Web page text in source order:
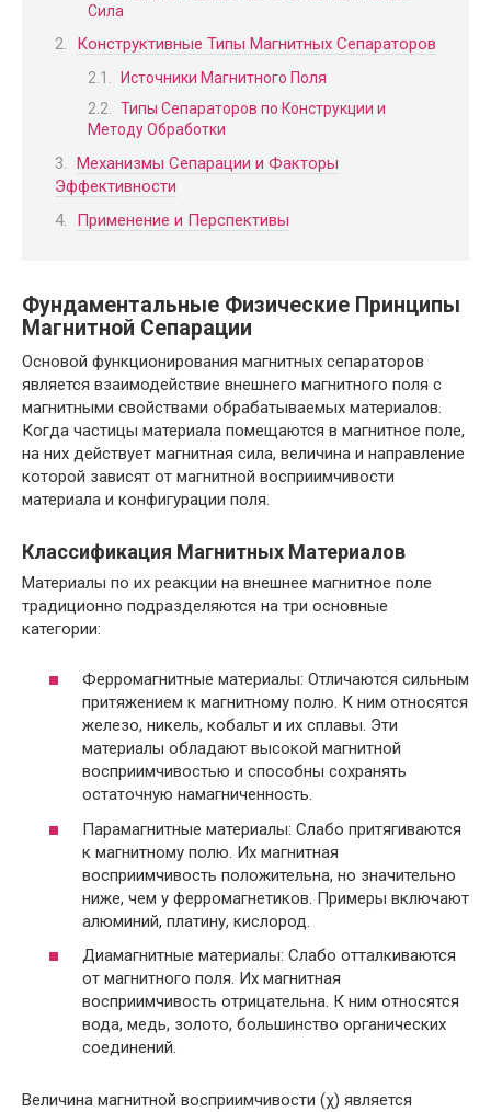
Сила
Конструктивные Типы Магнитных Сепараторов
Источники Магнитного Поля
Типы Сепараторов по Конструкции и
Методу Обработки
Механизмы Сепарации и Факторы
Эффективности
Применение и Перспективы
Фундаментальные Физические Принципы
Магнитной Сепарации
Основой функционирования магнитных сепараторов
является взаимодействие внешнего магнитного поля с
магнитными свойствами обрабатываемых материалов.
Когда частицы материала помещаются в магнитное поле,
на них действует магнитная сила, величина и направление
которой зависят от магнитной восприимчивости
материала и конфигурации поля.
Классификация Магнитных Материалов
Материалы по их реакции на внешнее магнитное поле
традиционно подразделяются на три основные
категории:
Ферромагнитные материалы: Отличаются сильным
притяжением к магнитному полю. К ним относятся
железо, никель, кобальт и их сплавы. Эти
материалы обладают высокой магнитной
восприимчивостью и способны сохранять
остаточную намагниченность.
Парамагнитные материалы: Слабо притягиваются
к магнитному полю. Их магнитная
восприимчивость положительна, но значительно
ниже, чем у ферромагнетиков. Примеры включают
алюминий, платину, кислород.
Диамагнитные материалы: Слабо отталкиваются
от магнитного поля. Их магнитная
восприимчивость отрицательна. К ним относятся
вода, медь, золото, большинство органических
соединений.
Величина магнитной восприимчивости (χ) является